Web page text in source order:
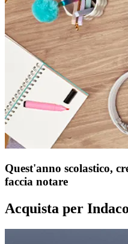
Quest'anno scolastico,
faccia notare
Acquista per Indaco